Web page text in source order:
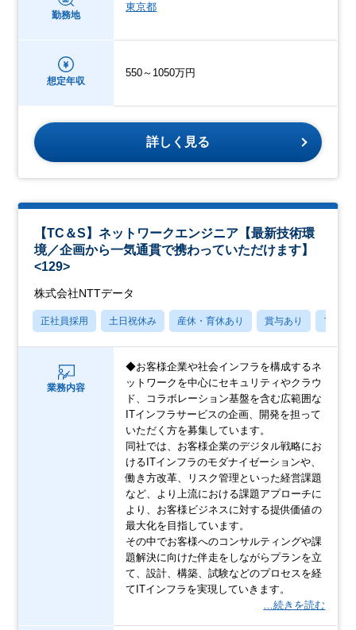
勤務地
東京都
想定年収
550～1050万円
詳しく見る
【TC＆S】ネットワークエンジニア【最新技術環
境／企画から一気通貫で携わっていただけます】
<129>
株式会社NTTデータ
正社員採用 土日祝休み 産休・育休あり 賞与あり フレッ
業務内容
◆お客様企業や社会インフラを構成するネ
ットワークを中心にセキュリティやクラウ
ド、コラボレーション基盤を含む広範囲な
ITインフラサービスの企画、開発を担って
いただく方を募集しています。
同社では、お客様企業のデジタル戦略にお
けるITインフラのモダナイゼーションや、
働き方改革、リスク管理といった経営課題
など、より上流における課題アプローチに
より、お客様ビジネスに対する提供価値の
最大化を目指しています。
その中でお客様へのコンサルティングや課
題解決に向けた伴走をしながらプランを立
て、設計、構築、試験などのプロセスを経
てITインフラを実現していきます。
…続きを読む